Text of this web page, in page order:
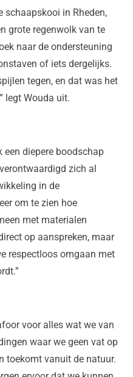
schaapskooi in Rheden,
grote regenwolk van te
naar de ondersteuning
of iets dergelijks.
tegen, en dat was het
legt Wouda uit.
een diepere boodschap
zich al
in de
om te zien hoe
met materialen
op aanspreken, maar
respectloos omgaan met
voor alles wat we van
waar we geen vat op
toekomt vanuit de natuur.